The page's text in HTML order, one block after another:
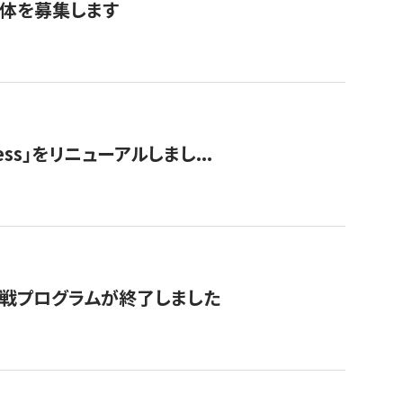
を募集します
」をリニューアルしまし...
プログラムが終了しました